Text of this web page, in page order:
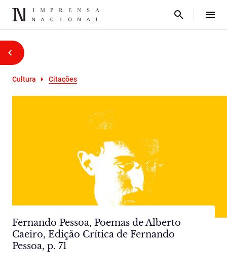
Cultura Citações
Fernando Pessoa, Poemas de Alberto
Caeiro, Edição Crítica de Fernando
Pessoa, p. 71